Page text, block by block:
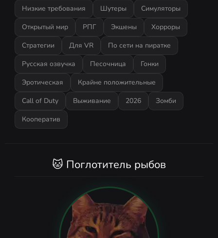
Низкие требования Шутеры
Симуляторы
Открытый мир
РПГ Экшены
Хорроры
Стратегии
Для VR
По сети на пиратке
Русская озвучка
Песочница
Гонки
Эротическая
Крайне положительные
Call of Duty
Выживание 2026
Зомби
Кооператив
🐱 Поглотитель рыбов